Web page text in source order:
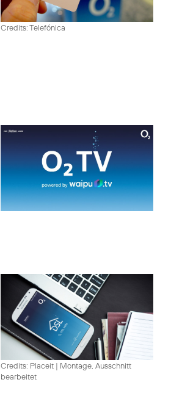
Credits: Telefónica
Credits: Placeit | Montage, Ausschnitt
bearbeitet